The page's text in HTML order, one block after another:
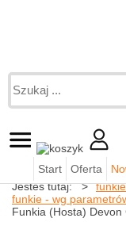
Start Oferta
Jesteś tutaj:
funkie - wg
Funkia (Hosta) Devon